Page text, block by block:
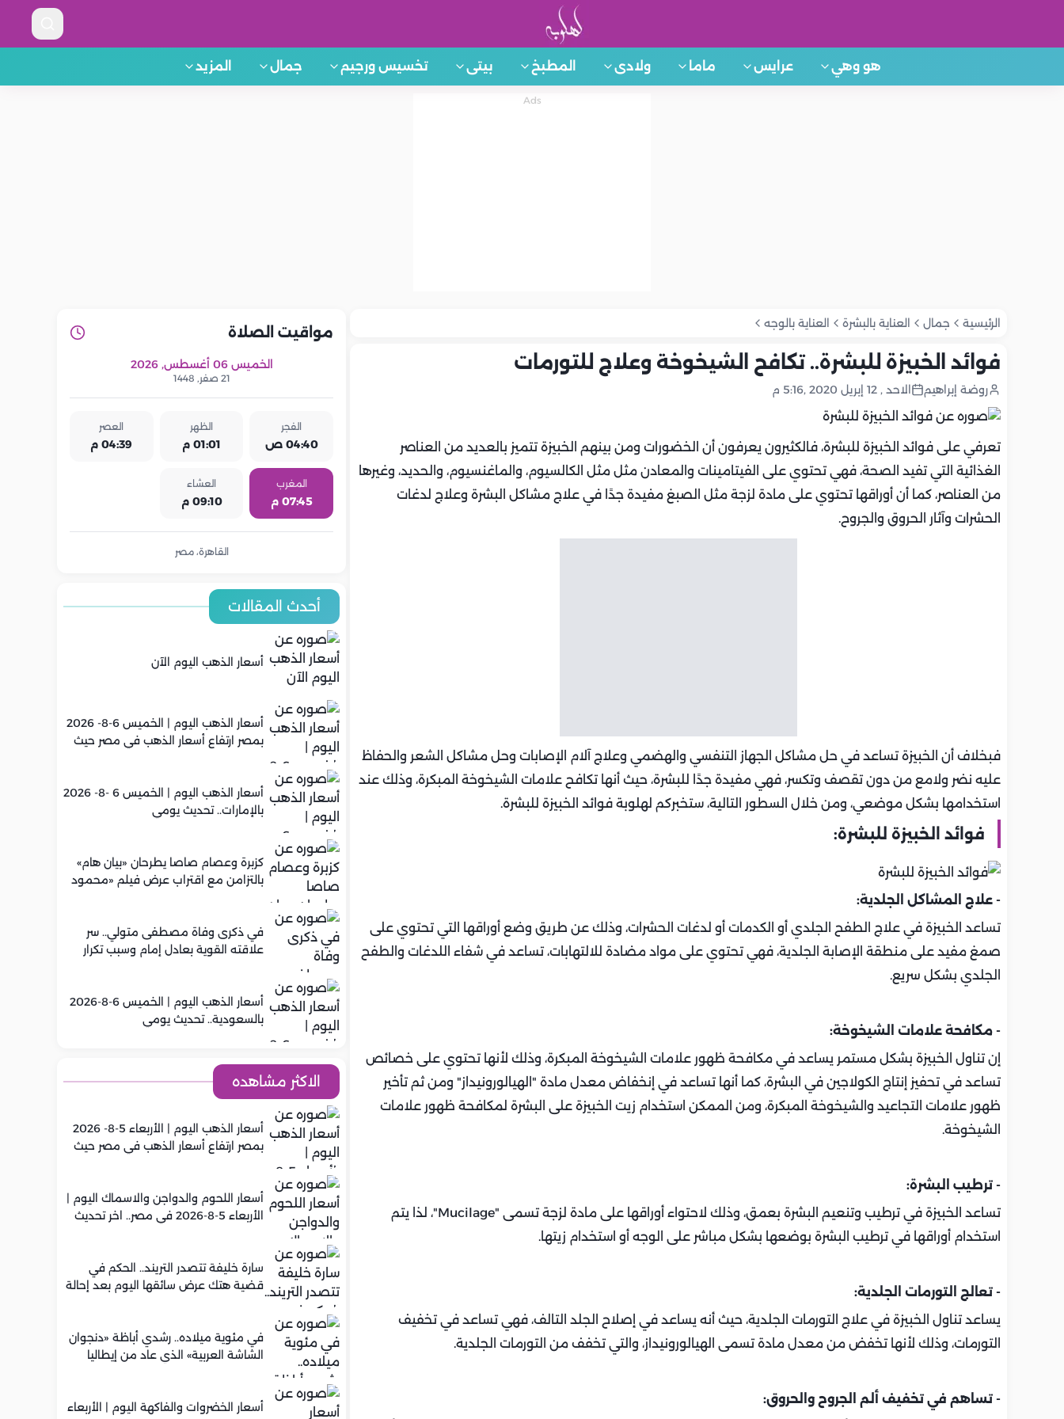
هو وهي عرايس ماما ولادى المطبخ بيتى تخسيس ورجيم جمال المزيد
الرئيسية جمال العناية بالبشرة العناية بالوجه
فوائد الخبيزة للبشرة.. تكافح الشيخوخة وعلاج للتورمات
روضة إبراهيم الاحد , 12 إبريل 2020 ,5:16 م
تعرفي على فوائد الخبيزة للبشرة، فالكثيرون يعرفون أن الخضورات ومن بينهم الخبيزة تتميز بالعديد من العناصر
الغذائية التي تفيد الصحة، فهي تحتوي على الفيتامينات والمعادن مثل مثل الكالسيوم، والماغنسيوم، والحديد، وغيرها
من العناصر، كما أن أوراقها تحتوي على مادة لزجة مثل الصبغ مفيدة جدًا في علاج مشاكل البشرة وعلاج لدغات
الحشرات وآثار الحروق والجروح.
فبخلاف أن الخبيزة تساعد في حل مشاكل الجهاز التنفسي والهضمي وعلاج آلام الإصابات وحل مشاكل الشعر والحفاظ
عليه نضر ولامع من دون تقصف وتكسر، فهي مفيدة جدًا للبشرة، حيث أنها تكافح علامات الشيخوخة المبكرة، وذلك عند
استخدامها بشكل موضعي، ومن خلال السطور التالية، ستخبركم لهلوبة فوائد الخبيزة للبشرة.
فوائد الخبيزة للبشرة:
- علاج المشاكل الجلدية:
تساعد الخبيزة في علاج الطفح الجلدي أو الكدمات أو لدغات الحشرات، وذلك عن طريق وضع أوراقها التي تحتوي على
صمغ مفيد على منطقة الإصابة الجلدية، فهي تحتوي على مواد مضادة للالتهابات، تساعد في شفاء اللدغات والطفح
الجلدي بشكل سريع.
- مكافحة علامات الشيخوخة:
إن تناول الخبيزة بشكل مستمر يساعد في مكافحة ظهور علامات الشيخوخة المبكرة، وذلك لأنها تحتوي على خصائص
تساعد في تحفيز إنتاج الكولاجين في البشرة، كما أنها تساعد في إنخفاض معدل مادة "الهيالورونيداز" ومن ثم تأخير
ظهور علامات التجاعيد والشيخوخة المبكرة، ومن الممكن استخدام زيت الخبيزة على البشرة لمكافحة ظهور علامات
الشيخوخة.
- ترطيب البشرة:
تساعد الخبيزة في ترطيب وتنعيم البشرة بعمق، وذلك لاحتواء أوراقها على مادة لزجة تسمى "Mucilage"، لذا يتم
استخدام أوراقها في ترطيب البشرة بوضعها بشكل مباشر على الوجه أو استخدام زيتها.
- تعالج التورمات الجلدية:
يساعد تناول الخبيزة في علاج التورمات الجلدية، حيث أنه يساعد في إصلاح الجلد التالف، فهي تساعد في تخفيف
التورمات، وذلك لأنها تخفض من معدل مادة تسمى الهيالورونيداز، والتي تخفف من التورمات الجلدية.
- تساهم في تخفيف ألم الجروح والحروق:
مواقيت الصلاة
الخميس 06 أغسطس, 2026
21 صفر, 1448
الفجر
04:40 ص
الظهر
01:01 م
العصر
04:39 م
المغرب
07:45 م
العشاء
09:10 م
القاهرة، مصر
أحدث المقالات
أسعار الذهب اليوم الآن
أسعار الذهب اليوم | الخميس 6-8- 2026
بمصر ارتفاع أسعار الذهب في مصر حيث
أسعار الذهب اليوم | الخميس 6 -8- 2026
بالإمارات.. تحديث يومي
كزبرة وعصام صاصا يطرحان «بيان هام»
بالتزامن مع اقتراب عرض فيلم «محمود
في ذكرى وفاة مصطفى متولي.. سر
علاقته القوية بعادل إمام وسبب تكرار
أسعار الذهب اليوم | الخميس 6-8-2026
بالسعودية.. تحديث يومي
الاكثر مشاهده
أسعار الذهب اليوم | الأربعاء 5-8- 2026
بمصر ارتفاع أسعار الذهب في مصر حيث
أسعار اللحوم والدواجن والاسماك اليوم |
الأربعاء 5-8-2026 في مصر.. اخر تحديث
سارة خليفة تتصدر التريند.. الحكم في
قضية هتك عرض سائقها اليوم بعد إحالة
في مئوية ميلاده.. رشدي أباظة «دنجوان
الشاشة العربية» الذي عاد من إيطاليا
أسعار الخضروات والفاكهة اليوم | الأربعاء